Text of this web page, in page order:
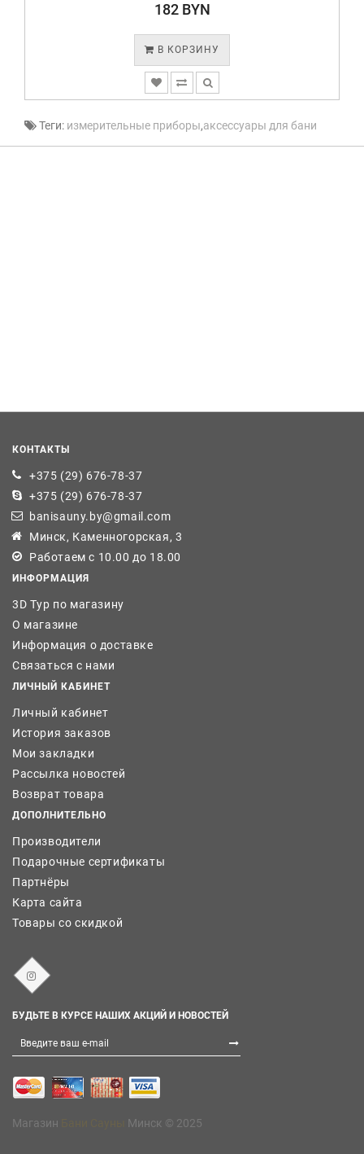
182 BYN
В КОРЗИНУ
Теги: измерительные приборы,аксессуары для бани
КОНТАКТЫ
+375 (29) 676-78-37
+375 (29) 676-78-37
banisauny.by@gmail.com
Минск, Каменногорская, 3
Работаем с 10.00 до 18.00
ИНФОРМАЦИЯ
3D Тур по магазину
О магазине
Информация о доставке
Связаться с нами
ЛИЧНЫЙ КАБИНЕТ
Личный кабинет
История заказов
Мои закладки
Рассылка новостей
Возврат товара
ДОПОЛНИТЕЛЬНО
Производители
Подарочные сертификаты
Партнёры
Карта сайта
Товары со скидкой
БУДЬТЕ В КУРСЕ НАШИХ АКЦИЙ И НОВОСТЕЙ
Магазин Минск © 2025